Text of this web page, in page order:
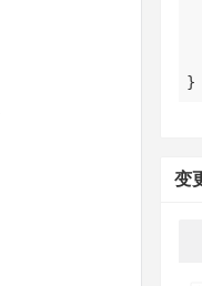
}
变